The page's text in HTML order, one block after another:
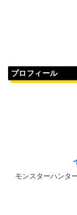
プロフィール
モンスターハンタ